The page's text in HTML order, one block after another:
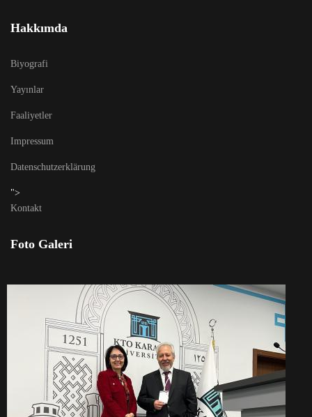
Hakkımda
Biyografi
Yayınlar
Faaliyetler
Impressum
Datenschutzerklärung
">
Kontakt
Foto Galeri